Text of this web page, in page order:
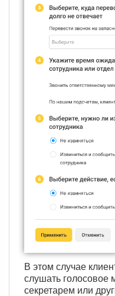
В этом случае
слушать голосовое
секретарем или